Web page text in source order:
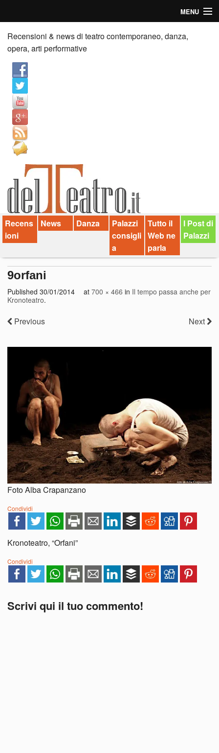
MENU
Home
Recensioni
Anticipazioni
News
Palazzi consiglia
Video
Chi siamo
Contatti
dT in English
Recensioni & news di teatro contemporaneo, danza,
opera, arti performative
Recens
ioni
News Danza
Palazzi
consigli
a
Tutto il
Web ne
parla
I Post di
Palazzi
9orfani
Published 30/01/2014 at 700 × 466 in Il tempo passa anche per
Kronoteatro.
Previous Next
Foto Alba Crapanzano
Condividi
Kronoteatro, “Orfani”
Condividi
Scrivi qui il tuo commento!